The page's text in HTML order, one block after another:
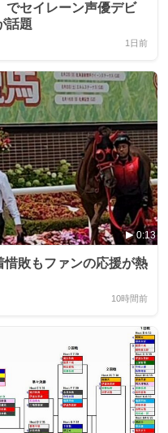
でセイレーン声優デビ
話題
1日前
0:13
敗もファンの応援が熱
10時間前